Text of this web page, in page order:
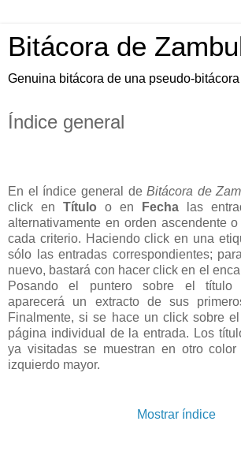
Bitácora de
Genuina bitácora de una pseudo-bitácora
Índice general
En el índice general deBitácora de
click en Título o en Fecha las
alternativamente en orden ascendente
cada criterio. Haciendo click en una
sólo las entradas correspondientes;
nuevo, bastará con hacer click en el
Posando el puntero sobre el título
aparecerá un extracto de sus
Finalmente, si se hace un click sobre
página individual de la entrada. Los
ya visitadas se muestran en otro
izquierdo mayor.
Mostrar índice